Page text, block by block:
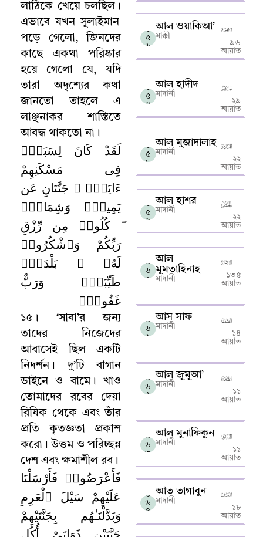
লাঠিকে খেয়ে চলছিল ।
এভাবে যখন সুলাইমান
পড়ে গেলো,জিনদের
কাছে একথা পরিষ্কার
হয়ে গেলো
যে,যদি
তারা অদৃশ্যের কথা
জানতো তাহলে এ
লাঞ্ছনাকর শাস্তিতে
আবদ্ধ থাকতো না ।
لَقَدْ كَانَ لِسَبَإٍۢ
فِى مَسْكَنِهِمْ
ءَايَةٌۭ ۖ جَنَّتَانِ عَن
يَمِينٍۢ وَشِمَالٍۢ
ۖ كُلُوا۟ مِن رِّزْقِ
رَبِّكُمْ وَٱشْكُرُوا۟
لَهُۥ ۚ بَلْدَةٌۭ
طَيِّبَةٌۭ وَرَبٌّ
غَفُورٌۭ
১৫ । ‘সাবা’র
জন্য
তাদের নিজেদের
আবাসেই ছিল একটি
নিদর্শন ।
দু’টি বাগান
ডাইনে ও বামে।
খাও
তোমাদের রবের দেয়া
রিযিক থেকে এবং তাঁর
প্রতি কৃতজ্ঞতা প্রকাশ
করো । উত্তম ও পরিচ্ছন্ন
দেশ এবং ক্ষমাশীল রব ।
فَأَعْرَضُوا۟ فَأَرْسَلْنَا
عَلَيْهِمْ سَيْلَ ٱلْعَرِمِ
وَبَدَّلْنَـٰهُم بِجَنَّتَيْهِمْ
০
৫
৬
আল ওয়াকিআ’
মাক্কী
৯৬
আয়াত
০
৫
৭
আল হাদীদ
মাদানী
২৯
আয়াত
০
৫
৮
আল মুজাদালাহ
মাদানী
২২
আয়াত
০
৫
৯
আল হাশর
মাদানী
২২
আয়াত
০
৬
০
আল
মুমতাহিনাহ
মাদানী
১৩৫
আয়াত
০
৬
১
আস সাফ
মাদানী
১৪
আয়াত
০
৬
২
আল জুমুআ’
মাদানী
১১
আয়াত
০
৬
৩
আল মুনাফিকুন
মাদানী
১১
আয়াত
০
৬
৪
আত তাগাবুন
মাদানী
১৮
আয়াত